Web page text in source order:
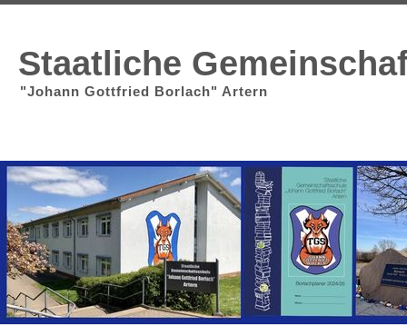
Staatliche
"Johann Gottfried Borlach" Artern